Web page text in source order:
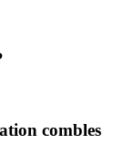
combles